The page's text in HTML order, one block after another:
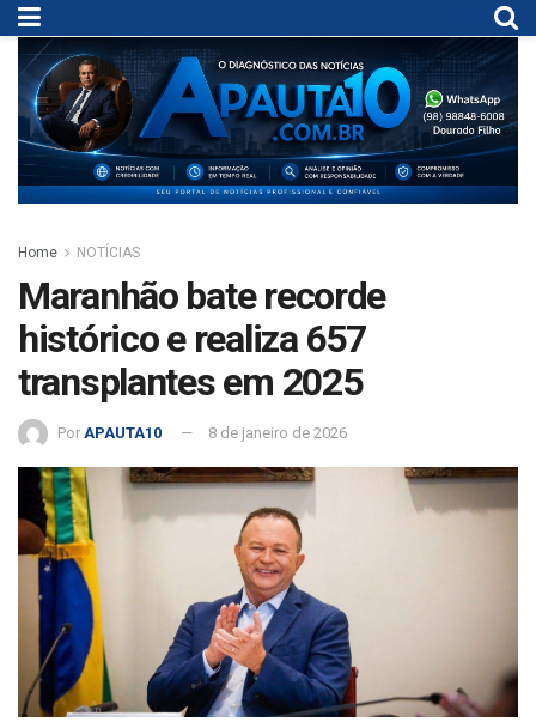
Home NOTÍCIAS
Maranhão bate recorde
histórico e realiza 657
transplantes em 2025
Por APAUTA10 8 de janeiro de 2026